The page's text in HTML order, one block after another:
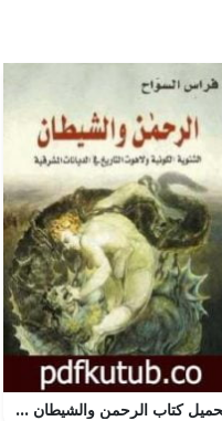
تحميل كتاب الرحمن والشيطان – الثنوية الكونية ولاهوت التاريخ في الديانات المشرقية PDF تأليف فراس السواح مجانا [كامل]